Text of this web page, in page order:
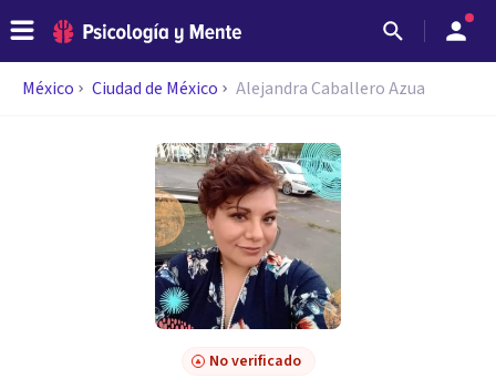
México Ciudad de México Alejandra Caballero Azua
No verificado